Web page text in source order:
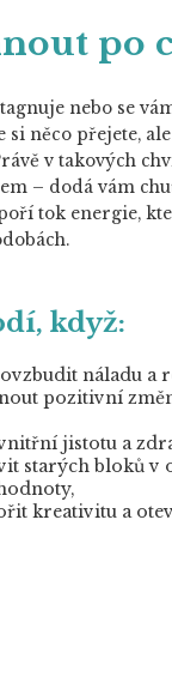
po
nebo se
si něco přejete,
v takových
– dodá vám
tok energie,
když:
náladu a
pozitivní
jistotu a
starých bloků v
kreativitu a